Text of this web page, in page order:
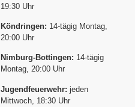
19:30 Uhr
Köndringen: 14-tägig Montag,
20:00 Uhr
Nimburg-Bottingen: 14-tägig
Montag, 20:00 Uhr
Jugendfeuerwehr: jeden
Mittwoch, 18:30 Uhr